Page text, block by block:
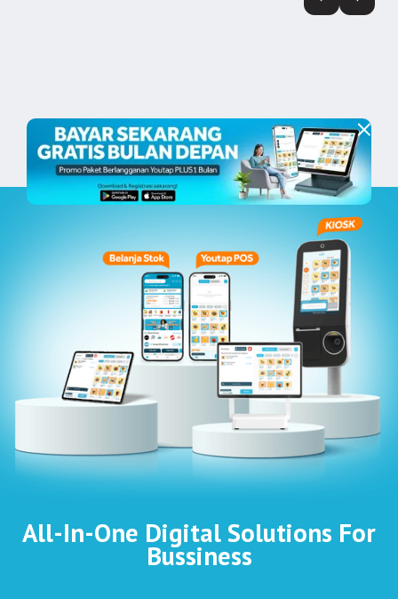
All-In-One Digital Solutions For
Bussiness